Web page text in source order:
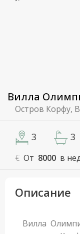
Вилла
Остров Корфу,
3 3
€ От 8000 в
Описание
Вилла